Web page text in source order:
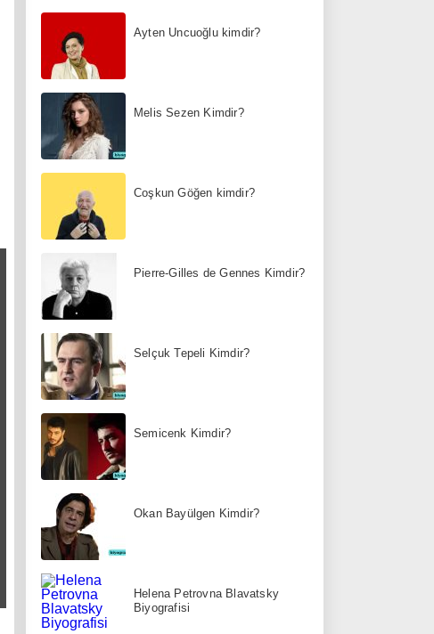
Ayten Uncuoğlu kimdir?
Melis Sezen Kimdir?
Coşkun Göğen kimdir?
Pierre-Gilles de Gennes Kimdir?
Selçuk Tepeli Kimdir?
Semicenk Kimdir?
Okan Bayülgen Kimdir?
Helena Petrovna Blavatsky
Biyografisi